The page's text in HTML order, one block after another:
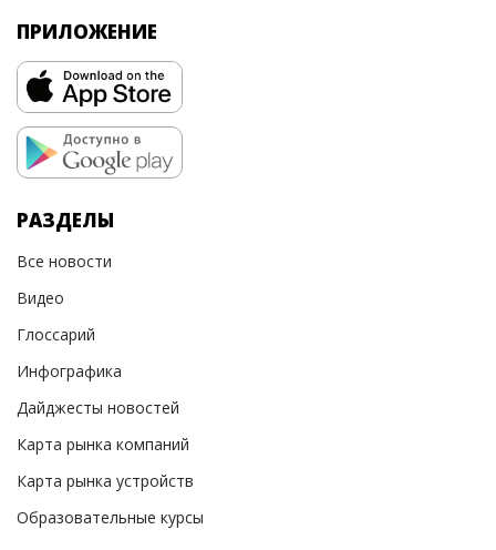
ПРИЛОЖЕНИЕ
РАЗДЕЛЫ
Все новости
Видео
Глоссарий
Инфографика
Дайджесты новостей
Карта рынка компаний
Карта рынка устройств
Образовательные курсы